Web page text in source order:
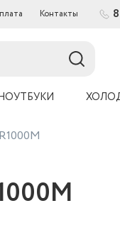
Контакты